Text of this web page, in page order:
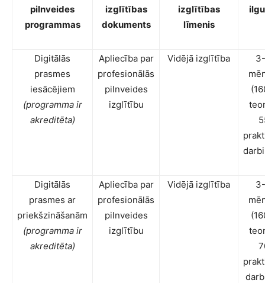
pilnveides
programmas
izglītības
dokuments
izglītības
līmenis
Digitālās
prasmes
iesācējiem
(programma ir
akreditēta)
Apliecība par
profesionālās
pilnveides
izglītību
Vidējā izglītība
Digitālās
prasmes ar
priekšzināšanām
(programma ir
akreditēta)
Apliecība par
profesionālās
pilnveides
izglītību
Vidējā izglītība